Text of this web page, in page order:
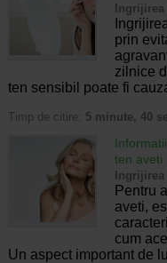
prin
zilnice
ten sensibil poate fi
Timp de citire: 5 minute, 40
ten aveti
Pentru
aveti,
cum
Un aspect important de